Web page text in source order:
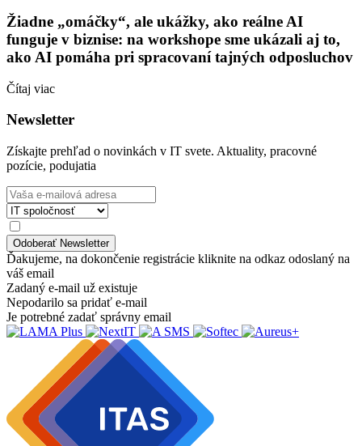
Žiadne „omáčky“, ale ukážky, ako reálne AI
funguje v biznise: na workshope sme ukázali aj to,
ako AI pomáha pri spracovaní tajných odposluchov
Čítaj viac
Newsletter
Získajte prehľad o novinkách v IT svete. Aktuality, pracovné
pozície, podujatia
Ďakujeme, na dokončenie registrácie kliknite na odkaz odoslaný na
váš email
Zadaný e-mail už existuje
Nepodarilo sa pridať e-mail
Je potrebné zadať správny email